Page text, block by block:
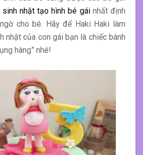
sinh nhật tạo hình bé gái nhất định
cho bé. Hãy để Haki Haki làm
nhật của con gái bạn là chiếc bánh
hàng” nhé!